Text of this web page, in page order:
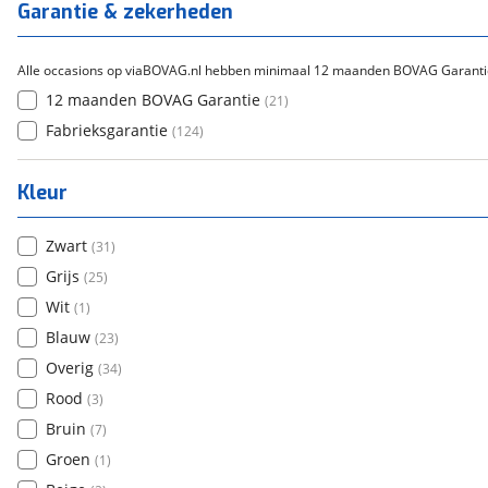
Garantie & zekerheden
Alle occasions op viaBOVAG.nl hebben minimaal 12 maanden BOVAG
12 maanden BOVAG Garantie (21)
Fabrieksgarantie (124)
Kleur
Zwart (31)
Grijs (25)
Wit (1)
Blauw (23)
Overig (34)
Rood (3)
Bruin (7)
Groen (1)